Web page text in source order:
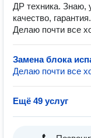
ДР техника. Знаю,
качество,
Делаю почти все
Замена блока
Делаю почти все
Ещё 49 услуг